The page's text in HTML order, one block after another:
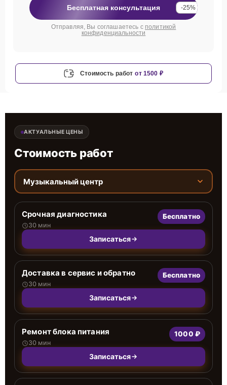
Бесплатная консультация -25%
Отправляя, Вы соглашаетесь с политикой
конфиденциальности
Стоимость работ от 1500 ₽
АКТУАЛЬНЫЕ ЦЕНЫ
Стоимость работ
Музыкальный центр
Срочная диагностика
30 мин
Бесплатно
Записаться
Доставка в сервис и обратно
30 мин
Бесплатно
Записаться
Ремонт блока питания
30 мин
1000 ₽
Записаться